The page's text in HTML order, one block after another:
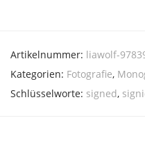
Artikelnummer: liawolf-
Kategorien: Fotografie,
Schlüsselworte: signed,